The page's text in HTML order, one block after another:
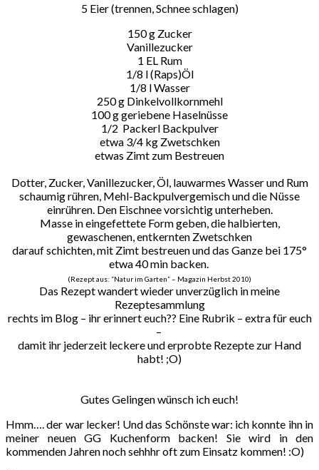
5 Eier (trennen, Schnee schlagen)
150 g Zucker
Vanillezucker
1 EL Rum
1/8 l (Raps)Öl
1/8 l Wasser
250 g Dinkelvollkornmehl
100 g geriebene Haselnüsse
1/2 Packerl Backpulver
etwa 3/4 kg Zwetschken
etwas Zimt zum Bestreuen
Dotter, Zucker, Vanillezucker, Öl, lauwarmes Wasser und Rum
schaumig rühren, Mehl-Backpulvergemisch und die Nüsse
einrühren. Den Eischnee vorsichtig unterheben.
Masse in eingefettete Form geben, die halbierten,
gewaschenen, entkernten Zwetschken
darauf schichten, mit Zimt bestreuen und das Ganze bei 175°
etwa 40 min backen.
(Rezept aus: “Natur im Garten” – Magazin Herbst 2010)
Das Rezept wandert wieder unverzüglich in meine
Rezeptesammlung
rechts im Blog – ihr erinnert euch?? Eine Rubrik – extra für euch
–
damit ihr jederzeit leckere und erprobte Rezepte zur Hand
habt! ;O)
Gutes Gelingen wünsch ich euch!
Hmm…. der war lecker! Und das Schönste war: ich konnte ihn in
meiner neuen GG Kuchenform backen! Sie wird in den
kommenden Jahren noch sehhhr oft zum Einsatz kommen! :O)